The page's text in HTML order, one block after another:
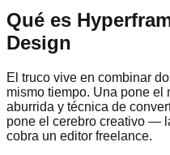
Qué es
Design
El truco vive en combinar
mismo tiempo. Una pone
aburrida y técnica de
pone el cerebro creativo —
cobra un editor freelance.